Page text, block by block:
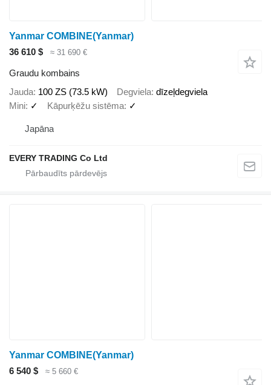
Yanmar COMBINE(Yanmar)
36 610 $
≈ 31 690 €
Graudu kombains
Jauda 100 ZS (73.5 kW) Degviela dīzeļdegviela
Mini ✓ Kāpurķēžu sistēma ✓
Japāna
EVERY TRADING Co Ltd
Yanmar COMBINE(Yanmar)
6 540 $
≈ 5 660 €